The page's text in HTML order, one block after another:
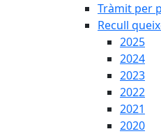
Tràmit per
Recull
2025
2024
2023
2022
2021
2020